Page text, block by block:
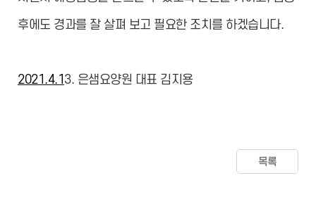
후에도 경과를 잘 살펴 보고 필요한 조치를 하겠습니다.
2021.4.1 3. 은샘요양원 대표 김지용
목록